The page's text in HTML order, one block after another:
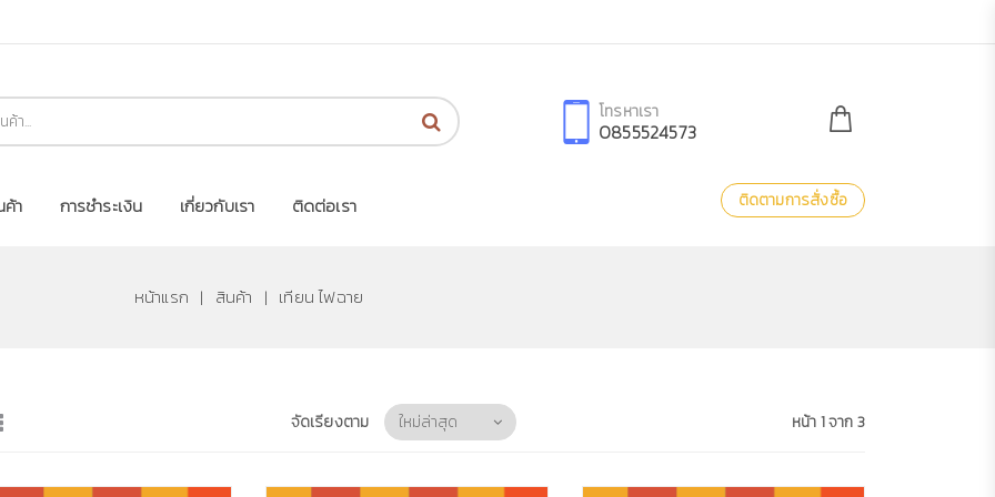
โทรหาเรา
0855524573
า การชำระเงิน เกี่ยวกับเรา ติดต่อเรา ติดตามการสั่งซื้อ
หน้าแรก | สินค้า | เทียน ไฟฉาย
จัดเรียงตาม หน้า 1 จาก 3